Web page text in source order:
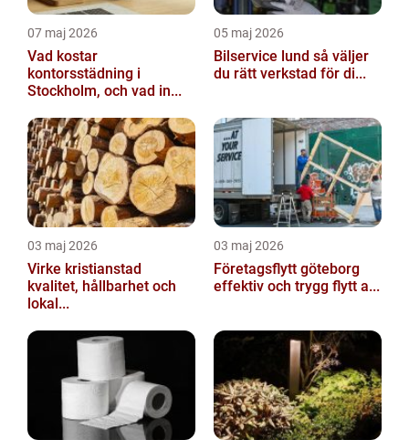
07 maj 2026
Vad kostar
kontorsstädning i
Stockholm, och vad in...
05 maj 2026
Bilservice lund så väljer
du rätt verkstad för di...
03 maj 2026
Virke kristianstad
kvalitet, hållbarhet och
lokal...
03 maj 2026
Företagsflytt göteborg
effektiv och trygg flytt a...